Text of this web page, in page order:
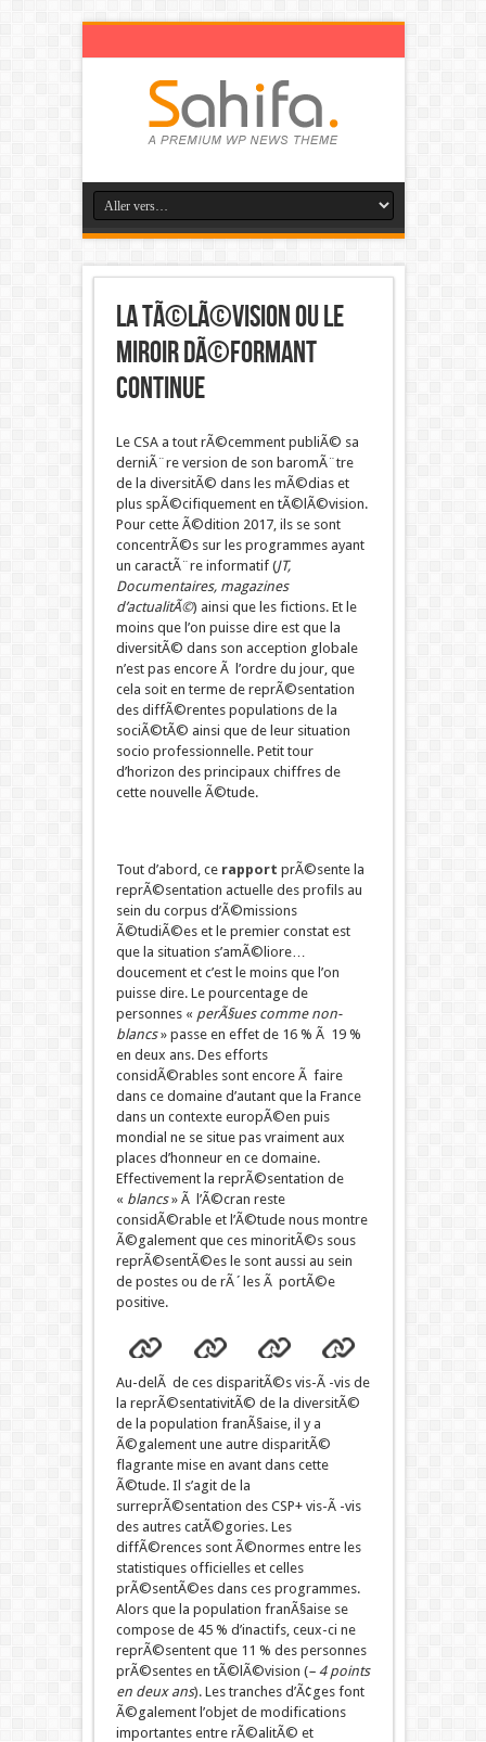
La tÃ©lÃ©vision ou le
miroir dÃ©formant
continue
Le CSA a tout rÃ©cemment publiÃ© sa
derniÃ¨re version de son baromÃ¨tre
de la diversitÃ© dans les mÃ©dias et
plus spÃ©cifiquement en tÃ©lÃ©vision.
Pour cette Ã©dition 2017, ils se sont
concentrÃ©s sur les programmes ayant
un caractÃ¨re informatif (JT,
Documentaires, magazines
d’actualitÃ©) ainsi que les fictions. Et le
moins que l’on puisse dire est que la
diversitÃ© dans son acception globale
n’est pas encore Ã l’ordre du jour, que
cela soit en terme de reprÃ©sentation
des diffÃ©rentes populations de la
sociÃ©tÃ© ainsi que de leur situation
socio professionnelle. Petit tour
d’horizon des principaux chiffres de
cette nouvelle Ã©tude.
Tout d’abord, ce rapport prÃ©sente la
reprÃ©sentation actuelle des profils au
sein du corpus d’Ã©missions
Ã©tudiÃ©es et le premier constat est
que la situation s’amÃ©liore…
doucement et c’est le moins que l’on
puisse dire. Le pourcentage de
personnes « perÃ§ues comme non-
blancs» passe en effet de 16 % Ã 19 %
en deux ans. Des efforts
considÃ©rables sont encore Ã faire
dans ce domaine d’autant que la France
dans un contexte europÃ©en puis
mondial ne se situe pas vraiment aux
places d’honneur en ce domaine.
Effectivement la reprÃ©sentation de
« blancs» Ã l’Ã©cran reste
considÃ©rable et l’Ã©tude nous montre
Ã©galement que ces minoritÃ©s sous
reprÃ©sentÃ©es le sont aussi au sein
de postes ou de rÃ´les Ã portÃ©e
positive.
Au-delÃ de ces disparitÃ©s vis-Ã -vis de
la reprÃ©sentativitÃ© de la diversitÃ©
de la population franÃ§aise, il y a
Ã©galement une autre disparitÃ©
flagrante mise en avant dans cette
Ã©tude. Il s’agit de la
surreprÃ©sentation des CSP+ vis-Ã -vis
des autres catÃ©gories. Les
diffÃ©rences sont Ã©normes entre les
statistiques officielles et celles
prÃ©sentÃ©es dans ces programmes.
Alors que la population franÃ§aise se
compose de 45 % d’inactifs, ceux-ci ne
reprÃ©sentent que 11 % des personnes
prÃ©sentes en tÃ©lÃ©vision (– 4 points
en deux ans). Les tranches d’Ã¢ges font
Ã©galement l’objet de modifications
importantes entre rÃ©alitÃ© et